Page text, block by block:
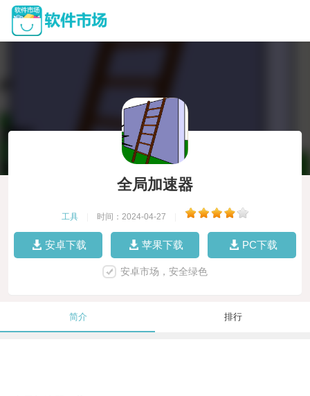
全局加速器
工具 时间：2024-04-27
安卓下载 苹果下载 PC下载
安卓市场，安全绿色
简介 排行